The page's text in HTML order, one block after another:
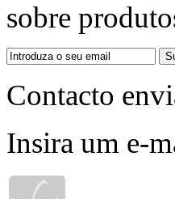
sobre
Contacto
Insira um e-